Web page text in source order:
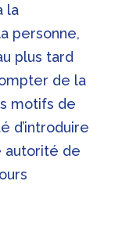
la
personne,
plus tard
de la
motifs de
d’introduire
autorité de